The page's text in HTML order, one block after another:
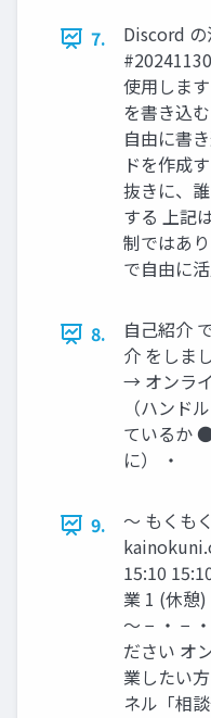
7.
Discord
使用しま
を書き込
自由に書
ドを作成
抜きに、
する 上記
制ではあ
で自由に
8.
自己紹介
介 をしま
→ オンラ
（ハンド
ているか
に） ・
9.
〜 もくも
15:10
業 1 (休憩
〜 − ・ −
ださい オ
業したい
ネル「相